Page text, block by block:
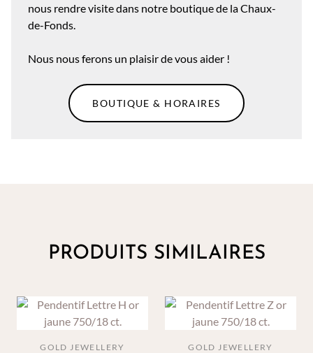
nous rendre visite dans notre boutique de la Chaux-
de-Fonds.
Nous nous ferons un plaisir de vous aider !
BOUTIQUE & HORAIRES
PRODUITS SIMILAIRES
GOLD JEWELLERY GOLD JEWELLERY